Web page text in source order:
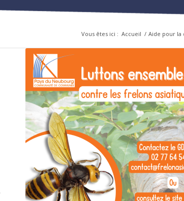
Vous êtes ici : Accueil / Aide pour la